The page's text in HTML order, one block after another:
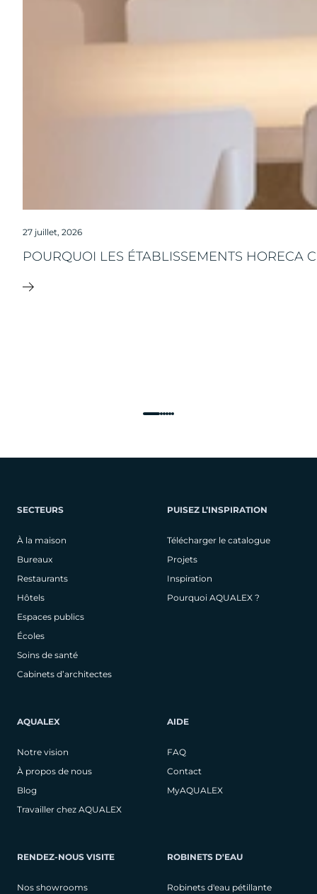
27 juillet, 2026
POURQUOI LES ÉTABLISSEMENTS HORECA
SECTEURS
À la maison
Bureaux
Restaurants
Hôtels
Espaces publics
Écoles
Soins de santé
Cabinets d’architectes
PUISEZ L’INSPIRATION
Télécharger le catalogue
Projets
Inspiration
Pourquoi AQUALEX ?
AQUALEX
Notre vision
À propos de nous
Blog
Travailler chez AQUALEX
AIDE
FAQ
Contact
MyAQUALEX
RENDEZ-NOUS VISITE
Nos showrooms
ROBINETS D'EAU
Robinets d'eau pétillante